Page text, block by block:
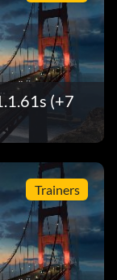
(+7
Trainers